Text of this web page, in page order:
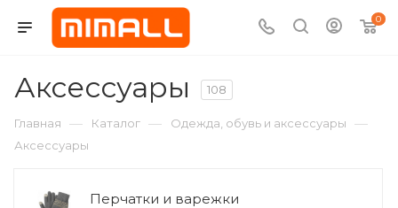
0
Аксессуары 108
Главная — Каталог — Одежда, обувь и аксессуары —
Аксессуары
Перчатки и варежки